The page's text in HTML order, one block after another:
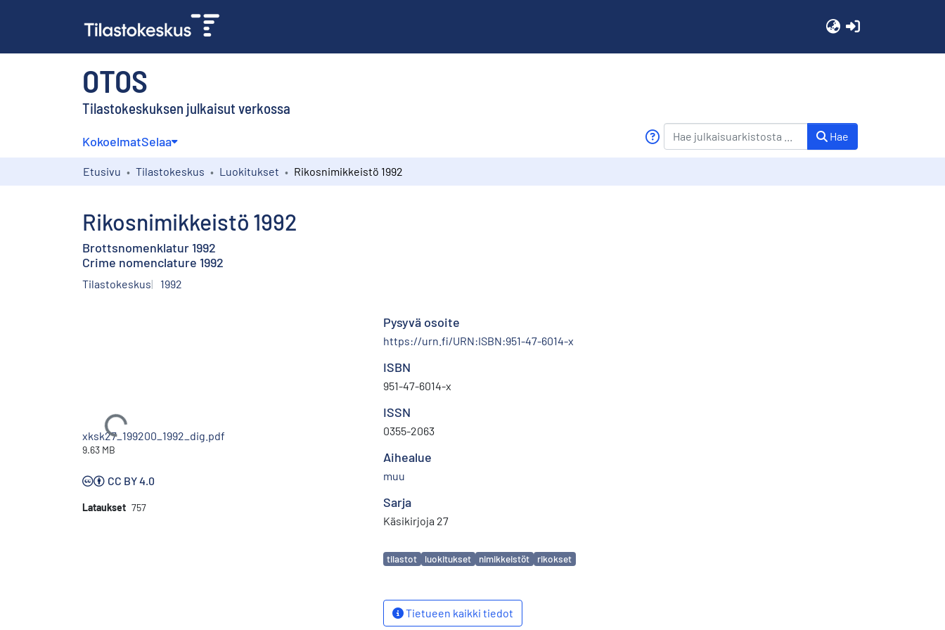
OTOS
Tilastokeskuksen julkaisut verkossa
KokoelmatSelaa Hae
Etusivu Tilastokeskus Luokitukset Rikosnimikkeistö 1992
Rikosnimikkeistö 1992
Brottsnomenklatur 1992
Crime nomenclature 1992
Tilastokeskus 1992
Ladataan...
xksk27_199200_1992_dig.pdf
9.63 MB
CC BY 4.0
Lataukset 757
Pysyvä osoite
https://urn.fi/URN:ISBN:951-47-6014-x
ISBN
951-47-6014-x
ISSN
0355-2063
Aihealue
muu
Sarja
Käsikirjoja 27
Avainsanat
tilastot luokitukset nimikkeistöt rikokset
Tietueen kaikki tiedot